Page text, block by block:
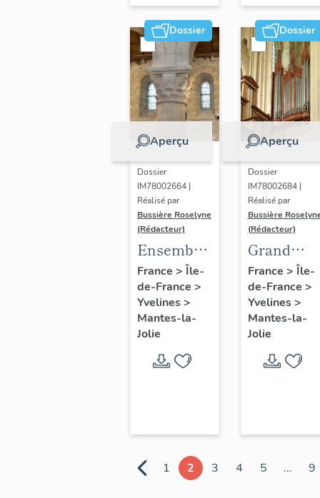
Dossier
Aperçu
Dossier
IM78002664 |
Réalisé par
Bussière Roselyne
(Rédacteur)
Ensemble
de 8
chapiteaux
France > Île-
de-France >
Yvelines>
Mantes-la-
Jolie
Dossier
Aperçu
Dossier
IM78002684 |
Réalisé par
Bussière
(Rédacteur)
Grand
orgue
Merklin
France > Île-
de-France >
Yvelines>
Mantes-la-
Jolie
1 2 3 4 5 ... 9